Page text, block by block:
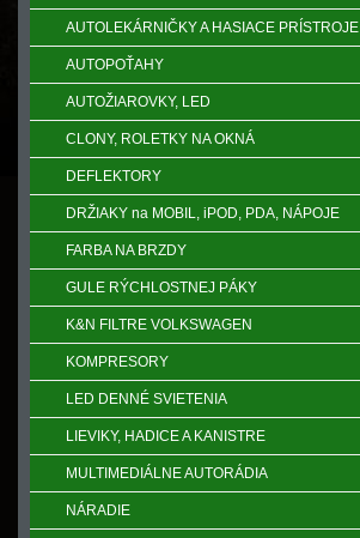
AUTOLEKÁRNIČKY A HASIACE PRÍSTROJE
AUTOPOŤAHY
AUTOŽIAROVKY, LED
CLONY, ROLETKY NA OKNÁ
DEFLEKTORY
DRŽIAKY na MOBIL, iPOD, PDA, NÁPOJE
FARBA NA BRZDY
GULE RÝCHLOSTNEJ PÁKY
K&N FILTRE VOLKSWAGEN
KOMPRESORY
LED DENNÉ SVIETENIA
LIEVIKY, HADICE A KANISTRE
MULTIMEDIÁLNE AUTORÁDIA
NÁRADIE